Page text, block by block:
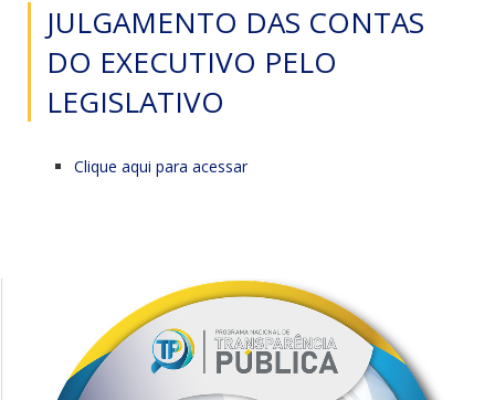
JULGAMENTO DAS CONTAS
DO EXECUTIVO PELO
LEGISLATIVO
Clique aqui para acessar